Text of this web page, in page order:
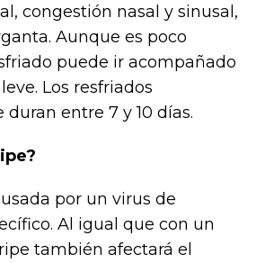
congestión nasal y sinusal,
Aunque es poco
puede ir acompañado
Los resfriados
entre 7 y 10 días.
por un virus de
Al igual que con un
también afectará el